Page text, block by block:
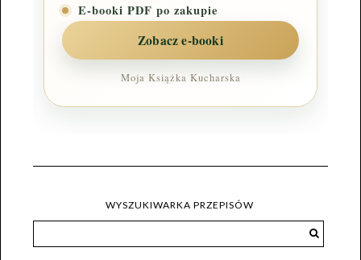
E-booki PDF po zakupie
Zobacz e-booki
Moja Książka Kucharska
WYSZUKIWARKA PRZEPISÓW